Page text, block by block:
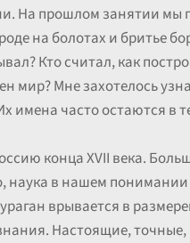
На прошлом занятии мы
на болотах и бритье
Кто считал, как
мир? Мне захотелось
имена часто остаются
конца XVII века.
наука в нашем понимании
врывается в
Настоящие,